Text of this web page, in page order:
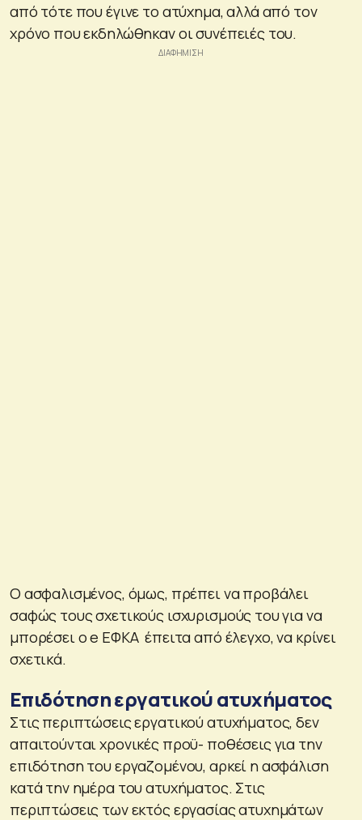
από τότε που έγινε το ατύχημα, αλλά από τον
χρόνο που εκδηλώθηκαν οι συνέπειές του.
Ο ασφαλισμένος, όμως, πρέπει να προβάλει
σαφώς τους σχετικούς ισχυρισμούς του για να
μπορέσει ο e ΕΦΚΑ έπειτα από έλεγχο, να κρίνει
σχετικά.
Επιδότηση εργατικού ατυχήματος
Στις περιπτώσεις εργατικού ατυχήματος, δεν
απαιτούνται χρονικές προϋ- ποθέσεις για την
επιδότηση του εργαζομένου, αρκεί η ασφάλιση
κατά την ημέρα του ατυχήματος. Στις
περιπτώσεις των εκτός εργασίας ατυχημάτων